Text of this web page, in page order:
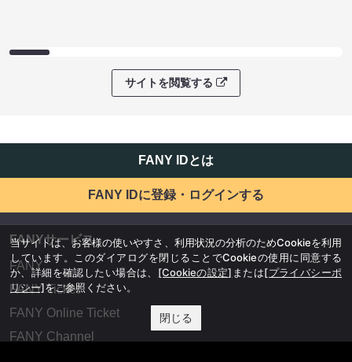
サイトを閲覧する
FANY IDとは
FANY IDに登録・ログインする
FANYサービス
FANY
FANY Ticket
FANY Online Ticket
FANY Channel
当サイトは、お客様の使いやすさ、利用状況の分析のためCookieを利用
しています。このダイアログを閉じることでCookieの使用に同意する
か、詳細を確認したい場合は、 [Cookieの設定] または[プライバシーポ
リシー]をご参照ください。
閉じる